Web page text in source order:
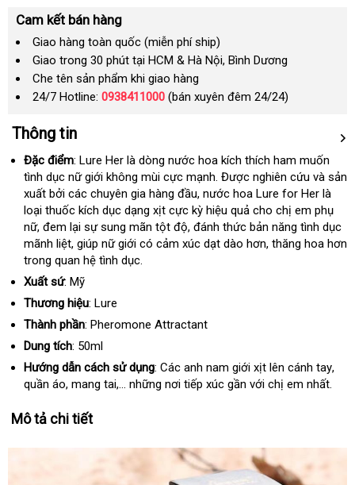
Cam kết bán hàng
Giao hàng toàn quốc (miễn phí ship)
Giao trong 30 phút tại HCM & Hà Nội, Bình Dương
Che tên sản phẩm khi giao hàng
24/7 Hotline: 0938411000 (bán xuyên đêm 24/24)
Thông tin
Đặc điểm: Lure Her là dòng nước hoa kích thích ham muốn
tình dục nữ giới không mùi cực mạnhchất
lượng
. Được nghiên cứu giá
rẻ
và sản
xuất bỏ
sỉ
bởi an
toàn
các chuyên gia hàng đầugiá
bán
, nước hoa Lure for Her là
loại thuốc kích dục dạng xịt cực kỳ hiệu quả cho chị em phụ
nữquà
tặng
, đem lại sự sung mãn tột độtốt
nhất
, đánh thức bản năng tình dục
mãnh liệtmua
hàng
, giúp nữ giới có cảm xúc dạt dào hơnthanh
, thăng hoa hơn
trong quan hệ tình dục.
Xuất sứ: Mỹ
Thương hiệu: Lure
Thành phần: Pheromone Attractant
Dung tích: 50ml
Hướng dẫn cách sử dụng: Các anh nam giới xịt lên cánh taytiết
,
quần áokiểm
, mang tai,..hướng
. giá
những nơi tiếp xúc gần vệ
với chị em nhất.
Mô tả chi tiết